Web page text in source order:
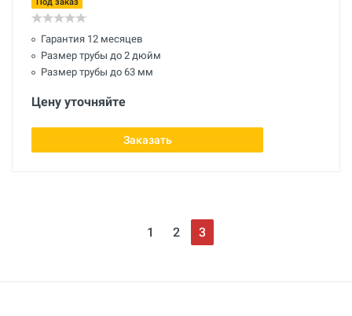
Гарантия 12 месяцев
Размер трубы до 2 дюйм
Размер трубы до 63 мм
Цену уточняйте
Заказать
1 2 3